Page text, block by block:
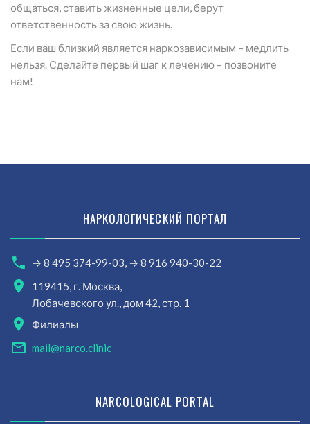
общаться, ставить жизненные цели, берут
ответственность за свою жизнь.
Если ваш близкий является наркозависимым – медлить
нельзя. Сделайте первый шаг к лечению – позвоните
нам!
НАРКОЛОГИЧЕСКИЙ ПОРТАЛ
→ 8 495 374-99-03, → 8 916 940-30-22
119415, г. Москва,
Лобачевского ул., дом 42, стр. 1
Филиалы
mail@narco.clinic
NARCOLOGICAL PORTAL